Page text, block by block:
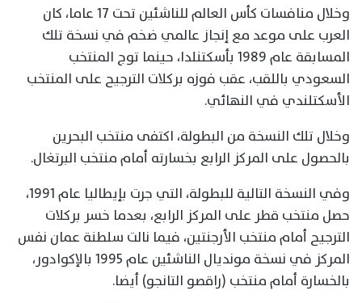
وخلال منافسات كأس العالم للناشئين تحت 17 عاما، كان
العرب على موعد مع إنجاز عالمي ضخم في نسخة تلك
المسابقة عام 1989 بأسكتنلدا، حينما توج المنتخب
السعودي باللقب، عقب فوزه بركلات الترجيح على المنتخب
الأسكتلندي في النهائي.
وخلال تلك النسخة من البطولة، اكتفى منتخب البحرين
بالحصول على المركز الرابع بخسارته أمام منتخب البرتغال.
وفي النسخة التالية للبطولة، التي جرت بإيطاليا عام 1991،
حصل منتخب قطر على المركز الرابع، بعدما خسر بركلات
الترجيح أمام منتخب الأرجنتين، فيما نالت سلطنة عمان نفس
المركز في نسخة مونديال الناشئين عام 1995 بالإكوادور،
بالخسارة أمام منتخب (راقصو التانجو) أيضا.